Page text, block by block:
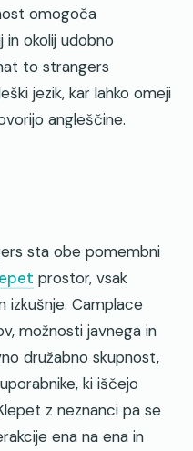
omogoča
in okolij udobno
to strangers
jezik, kar lahko omeji
angleščine.
sta obe pomembni
prostor, vsak
izkušnje. Camplace
možnosti javnega in
družabno skupnost,
ki iščejo
z neznanci pa se
ena na ena in